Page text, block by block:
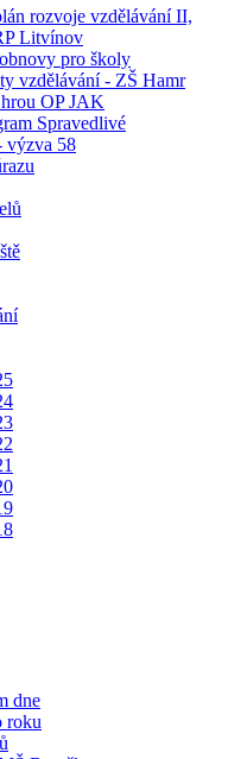
rozvoje vzdělávání II,
Litvínov
pro školy
vzdělávání - ZŠ Hamr
OP JAK
Spravedlivé
výzva 58
dne
roku